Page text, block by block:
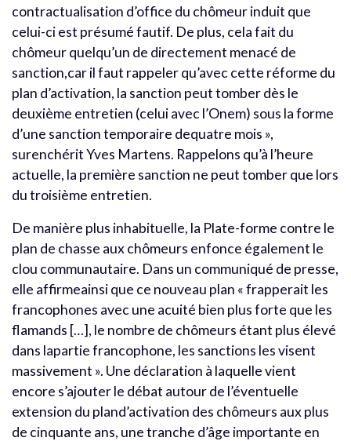
contractualisation d’office du chômeur induit que
celui-ci est présumé fautif. De plus, cela fait du
chômeur quelqu’un de directement menacé de
sanction,car il faut rappeler qu’avec cette réforme du
plan d’activation, la sanction peut tomber dès le
deuxième entretien (celui avec l’Onem) sous la forme
d’une sanction temporaire dequatre mois »,
surenchérit Yves Martens. Rappelons qu’à l’heure
actuelle, la première sanction ne peut tomber que lors
du troisième entretien.
De manière plus inhabituelle, la Plate-forme contre le
plan de chasse aux chômeurs enfonce également le
clou communautaire. Dans un communiqué de presse,
elle affirmeainsi que ce nouveau plan « frapperait les
francophones avec une acuité bien plus forte que les
flamands […], le nombre de chômeurs étant plus élevé
dans lapartie francophone, les sanctions les visent
massivement ». Une déclaration à laquelle vient
encore s’ajouter le débat autour de l’éventuelle
extension du pland’activation des chômeurs aux plus
de cinquante ans, une tranche d’âge importante en